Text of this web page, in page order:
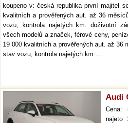
koupeno v: česká republika první majitel
kvalitních a prověřených aut. až 36
vozu, kontrola najetých km. doživotní
všech modelů a značek, férové ceny,
19 000 kvalitních a prověřených aut. až 36
stav vozu, kontrola najetých km.…
Audi
Cena:
najeto